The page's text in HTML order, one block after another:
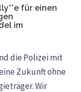
für einen
im
die Polizei mit
Zukunft ohne
Wir